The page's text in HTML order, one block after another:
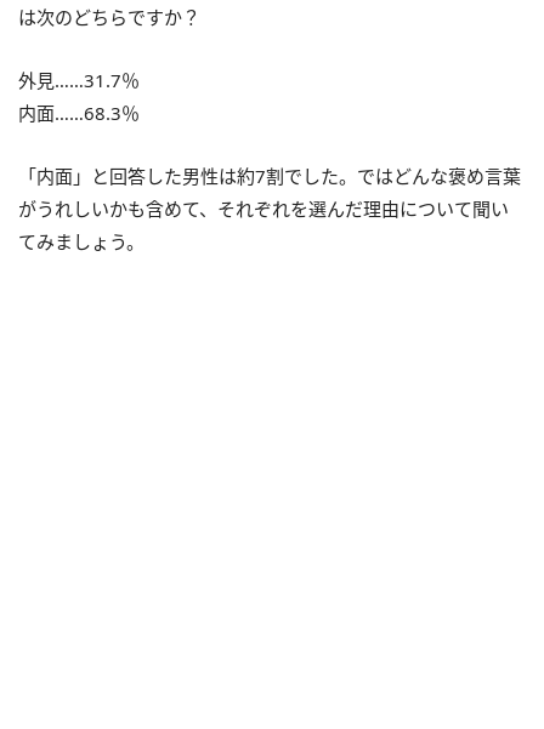
は次のどちらですか？
外見……31.7％
内面……68.3％
「内面」と回答した男性は約7割でした。ではどんな褒め言葉
がうれしいかも含めて、それぞれを選んだ理由について聞い
てみましょう。